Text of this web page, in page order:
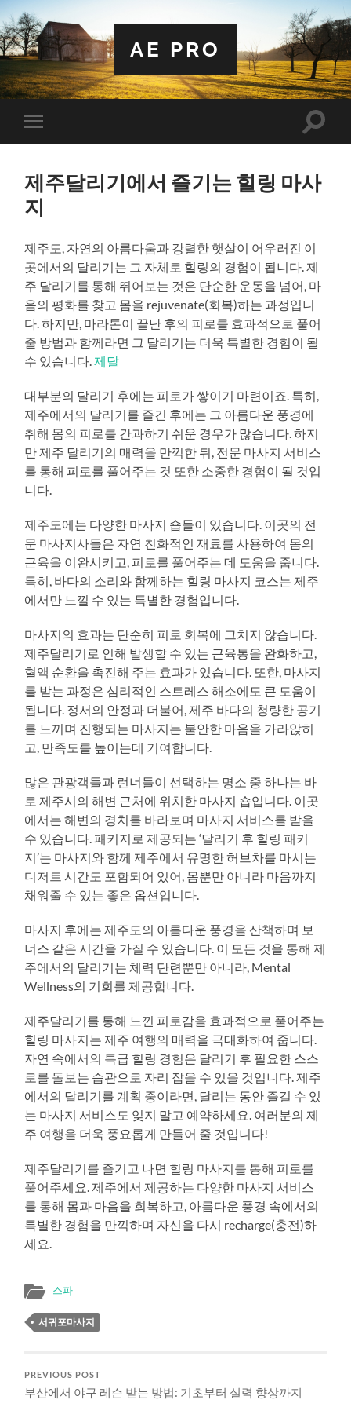
AE PRO
Toggle
mobile
Toggle
제주달리기에서 즐기는 힐링 마사
지
제주도, 자연의 아름다움과 강렬한 햇살이 어우러진 이
곳에서의 달리기는 그 자체로 힐링의 경험이 됩니다. 제
주 달리기를 통해 뛰어보는 것은 단순한 운동을 넘어, 마
음의 평화를 찾고 몸을 rejuvenate(회복)하는 과정입니
다. 하지만, 마라톤이 끝난 후의 피로를 효과적으로 풀어
줄 방법과 함께라면 그 달리기는 더욱 특별한 경험이 될
수 있습니다. 제달
대부분의 달리기 후에는 피로가 쌓이기 마련이죠. 특히,
제주에서의 달리기를 즐긴 후에는 그 아름다운 풍경에
취해 몸의 피로를 간과하기 쉬운 경우가 많습니다. 하지
만 제주 달리기의 매력을 만끽한 뒤, 전문 마사지 서비스
를 통해 피로를 풀어주는 것 또한 소중한 경험이 될 것입
니다.
제주도에는 다양한 마사지 숍들이 있습니다. 이곳의 전
문 마사지사들은 자연 친화적인 재료를 사용하여 몸의
근육을 이완시키고, 피로를 풀어주는 데 도움을 줍니다.
특히, 바다의 소리와 함께하는 힐링 마사지 코스는 제주
에서만 느낄 수 있는 특별한 경험입니다.
마사지의 효과는 단순히 피로 회복에 그치지 않습니다.
제주달리기로 인해 발생할 수 있는 근육통을 완화하고,
혈액 순환을 촉진해 주는 효과가 있습니다. 또한, 마사지
를 받는 과정은 심리적인 스트레스 해소에도 큰 도움이
됩니다. 정서의 안정과 더불어, 제주 바다의 청량한 공기
를 느끼며 진행되는 마사지는 불안한 마음을 가라앉히
고, 만족도를 높이는데 기여합니다.
많은 관광객들과 런너들이 선택하는 명소 중 하나는 바
로 제주시의 해변 근처에 위치한 마사지 숍입니다. 이곳
에서는 해변의 경치를 바라보며 마사지 서비스를 받을
수 있습니다. 패키지로 제공되는 ‘달리기 후 힐링 패키
지’는 마사지와 함께 제주에서 유명한 허브차를 마시는
디저트 시간도 포함되어 있어, 몸뿐만 아니라 마음까지
채워줄 수 있는 좋은 옵션입니다.
마사지 후에는 제주도의 아름다운 풍경을 산책하며 보
너스 같은 시간을 가질 수 있습니다. 이 모든 것을 통해 제
주에서의 달리기는 체력 단련뿐만 아니라, Mental
Wellness의 기회를 제공합니다.
제주달리기를 통해 느낀 피로감을 효과적으로 풀어주는
힐링 마사지는 제주 여행의 매력을 극대화하여 줍니다.
자연 속에서의 특급 힐링 경험은 달리기 후 필요한 스스
로를 돌보는 습관으로 자리 잡을 수 있을 것입니다. 제주
에서의 달리기를 계획 중이라면, 달리는 동안 즐길 수 있
는 마사지 서비스도 잊지 말고 예약하세요. 여러분의 제
주 여행을 더욱 풍요롭게 만들어 줄 것입니다!
제주달리기를 즐기고 나면 힐링 마사지를 통해 피로를
풀어주세요. 제주에서 제공하는 다양한 마사지 서비스
를 통해 몸과 마음을 회복하고, 아름다운 풍경 속에서의
특별한 경험을 만끽하며 자신을 다시 recharge(충전)하
세요.
스파
서귀포마사지
PREVIOUS POST
부산에서 야구 레슨 받는 방법: 기초부터 실력 향상까지